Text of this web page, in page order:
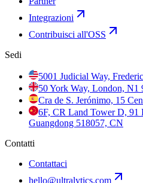
Integrazioni
Contribuisci all'OSS
Sedi
5001 Judicial Way,
50 York Way, London,
Cra de S. Jerónimo, 15
6F, CR Land Tower D, 91
Guangdong 518057, CN
Contatti
Contattaci
hello@ultralytics.com